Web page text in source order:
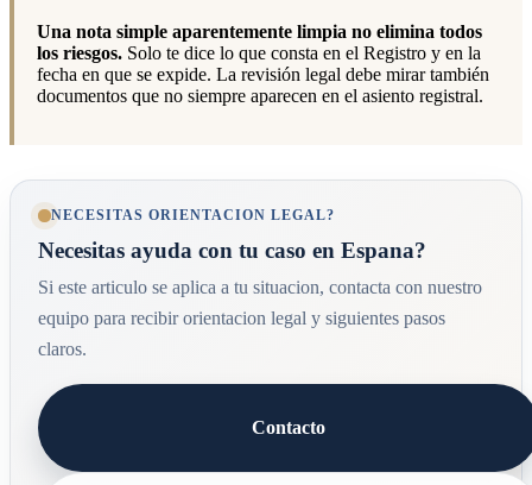
Una nota simple aparentemente limpia no elimina todos
los riesgos. Solo te dice lo que consta en el Registro y en la
fecha en que se expide. La revisión legal debe mirar también
documentos que no siempre aparecen en el asiento registral.
NECESITAS ORIENTACION LEGAL?
Necesitas ayuda con tu caso en Espana?
Si este articulo se aplica a tu situacion, contacta con nuestro
equipo para recibir orientacion legal y siguientes pasos
claros.
Contacto